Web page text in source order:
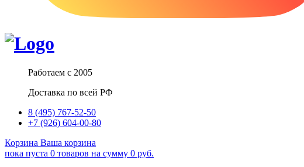
Работаем с 2005
Доставка по всей РФ
8 (495) 767-52-50
+7 (926) 604-00-80
Корзина Ваша корзина
пока пуста 0 товаров на сумму 0 руб.